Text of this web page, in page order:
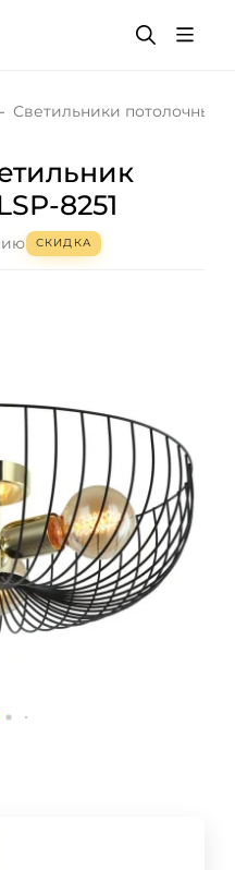
Светильники потолочные
8251
СКИДКА